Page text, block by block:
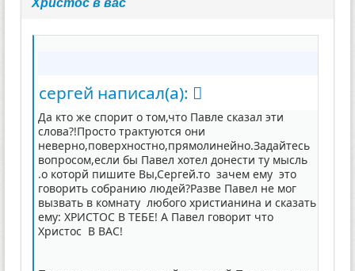
сергей написал(а):
Да кто же спорит о том,что Павле сказал эти
слова?!Просто трактуются они
неверно,поверхностно,прямолинейно.Задайтесь
вопросом,если бы Павел хотел донести ту мысль
.о которй пишите Вы,Сергей.то зачем ему это
говорить собранию людей?Разве Павел не мог
вызвать в комнату любого христианина и сказать
ему: ХРИСТОС В ТЕБЕ! А Павел говорит что
Христос В ВАС!